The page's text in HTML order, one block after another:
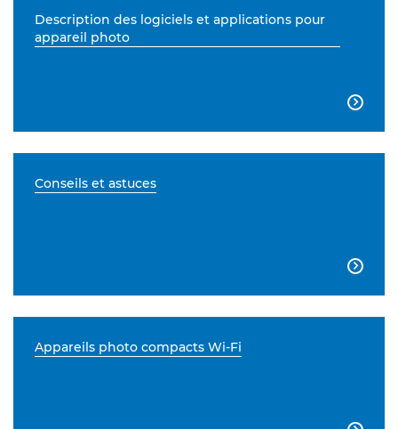
Description des logiciels et applications pour
appareil photo

Conseils et astuces

Appareils photo compacts Wi-Fi